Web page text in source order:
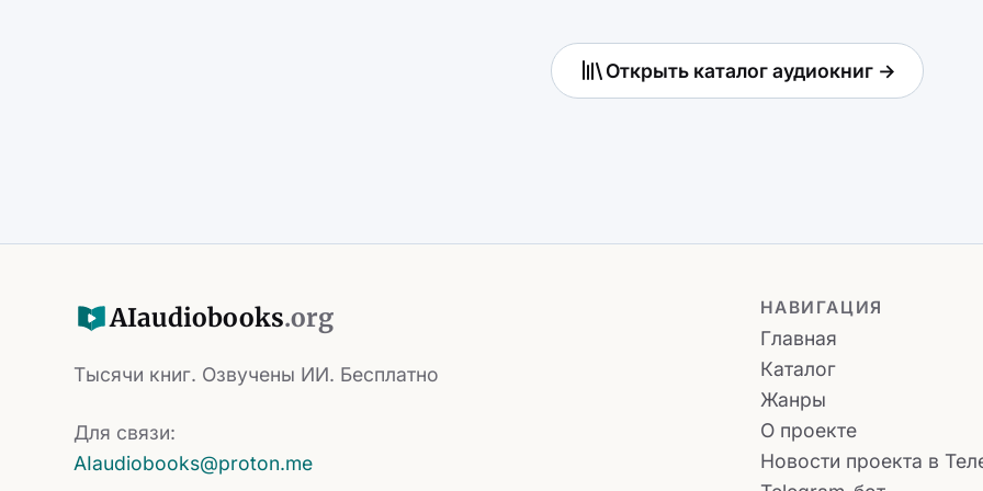
Открыть каталог аудиокниг →
AIaudiobooks.org
Тысячи книг. Озвучены ИИ. Бесплатно
Для связи:
AIaudiobooks@proton.me
НАВИГАЦИЯ
Главная
Каталог
Жанры
О проекте
Новости проекта в